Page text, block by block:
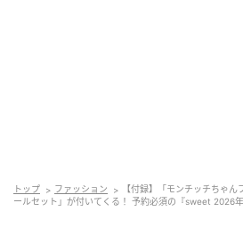
トップ ファッション
【付録】「モンチッチちゃ
ールセット」が付いてくる！ 予約必須の『sweet 2026